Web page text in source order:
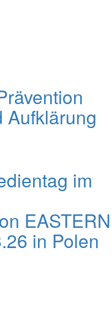
Aufklärung
im
EASTERN
in Polen